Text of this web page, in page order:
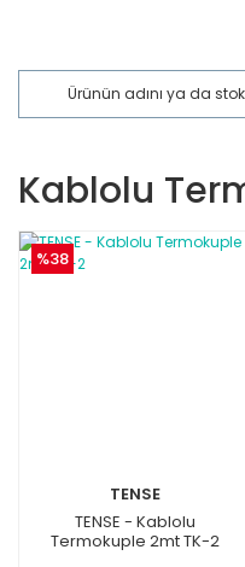
Kablolu
%38
TENSE
TENSE - Kablolu
Termokuple 2mt TK-2